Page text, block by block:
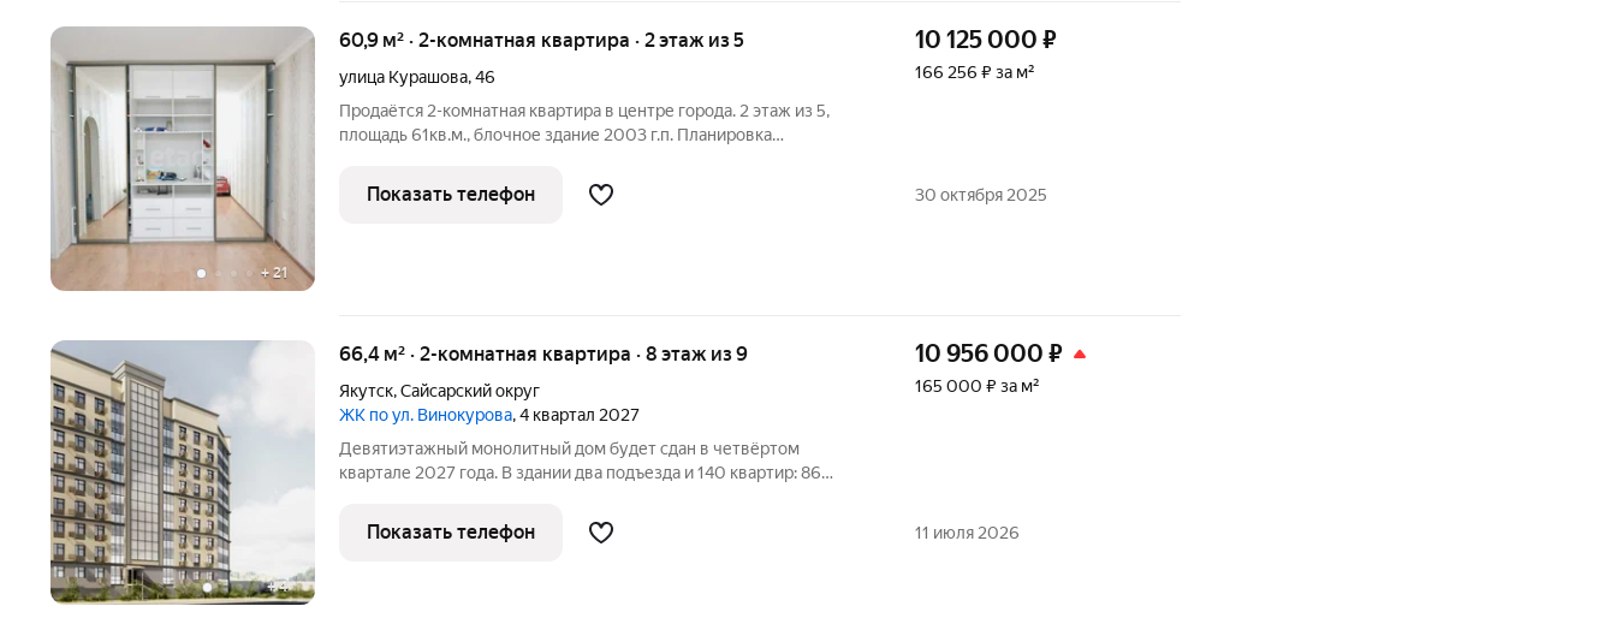
+ 21
60,9 м² · 2-комнатная квартира · 2 этаж из 5
улица Курашова,46
Продаётся 2-комнатная квартира в центре города. 2 этаж из 5,
площадь 61кв.м., блочное здание 2003 г.п. Планировка
просторную комнату. Совмещенный санузел рационально
использует площадь, что повышает
10 125 000 ₽
166 256 ₽ за м²
Показать телефон 30 октября 2025
+4
66,4 м² · 2-комнатная квартира · 8 этаж из 9
Якутск,Сайсарский округ
ЖК по ул. Винокурова, 4 квартал 2027
Девятиэтажный монолитный дом будет сдан в четвёртом
квартале 2027 года. В здании два подъезда и 140 квартир: 86
Во дворе обустроят детскую площадку, тротуар и наружное
освещение,
10 956 000 ₽
165 000 ₽ за м²
Показать телефон 11 июля 2026